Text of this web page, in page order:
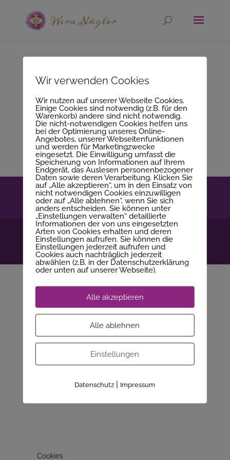
erecht24-schwarz-
impressum-gross
Kontakt Impressum
Datenschutzerklärung
AGB
© 2025 - Wera Nägler
Mitgliederbereich mitDigiMember
Cookies
Wir verwenden Cookies
Wir nutzen auf unserer Webseite Cookies.
Einige Cookies sind notwendig (z.B. für den
Warenkorb) andere sind nicht notwendig.
Die nicht-notwendigen Cookies helfen uns
bei der Optimierung unseres Online-
Angebotes, unserer Webseitenfunktionen
und werden für Marketingzwecke
eingesetzt. Die Einwilligung umfasst die
Speicherung von Informationen auf Ihrem
Endgerät, das Auslesen personenbezogener
Daten sowie deren Verarbeitung. Klicken Sie
auf „Alle akzeptieren“, um in den Einsatz von
nicht notwendigen Cookies einzuwilligen
oder auf „Alle ablehnen“, wenn Sie sich
anders entscheiden. Sie können unter
„Einstellungen verwalten“ detaillierte
Informationen der von uns eingesetzten
Arten von Cookies erhalten und deren
Einstellungen aufrufen. Sie können die
Einstellungen jederzeit aufrufen und
Cookies auch nachträglich jederzeit
abwählen (z.B. in der Datenschutzerklärung
oder unten auf unserer Webseite).
Alle akzeptieren
Alle ablehnen
Einstellungen
Datenschutz | Impressum